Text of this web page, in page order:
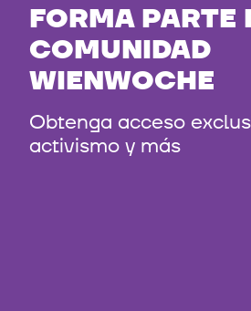
FORMA PARTE
COMUNIDAD
WIENWOCHE
Obtenga acceso
activismo y más